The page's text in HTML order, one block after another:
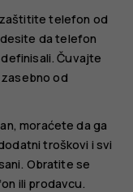
telefon od
da telefon
Čuvajte
od
moraćete da ga
troškovi i svi
Obratite se
ili prodavcu.